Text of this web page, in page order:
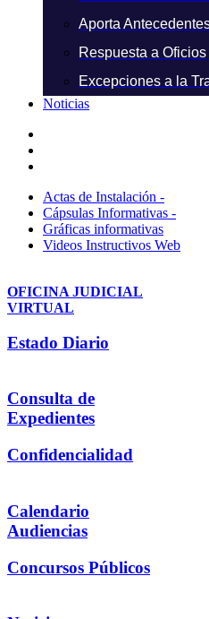
Aporta
Respuesta a Oficios
Excepciones a la
Noticias
Actas de Instalación -
Cápsulas Informativas -
Gráficas informativas
Videos Instructivos Web
OFICINA JUDICIAL
VIRTUAL
Estado Diario
Consulta de
Expedientes
Confidencialidad
Calendario
Audiencias
Concursos Públicos